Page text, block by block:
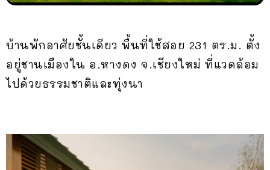
บ้านพักอาศัยชั้นเดียว พื้นที่ใช้สอย 231 ตร.ม. ตั้ง
อยู่ชานเมืองใน อ.หางดง จ.เชียงใหม่ ที่แวดล้อม
ไปด้วยธรรมชาติและทุ่งนา